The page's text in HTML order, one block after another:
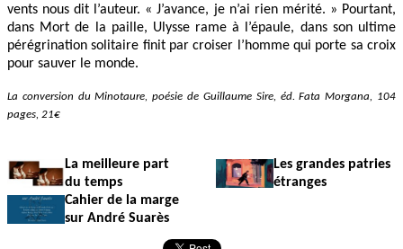
vents nous dit l’auteur. « J’avance, je n’ai rien mérité. » Pourtant,
dans Mort de la paille, Ulysse rame à l’épaule, dans son ultime
pérégrination solitaire finit par croiser l’homme qui porte sa croix
pour sauver le monde.
La conversion du Minotaure, poésie de Guillaume Sire, éd. Fata Morgana, 104
pages, 21€
La meilleure part
du temps
Les grandes patries
étranges
Cahier de la marge
sur André Suarès